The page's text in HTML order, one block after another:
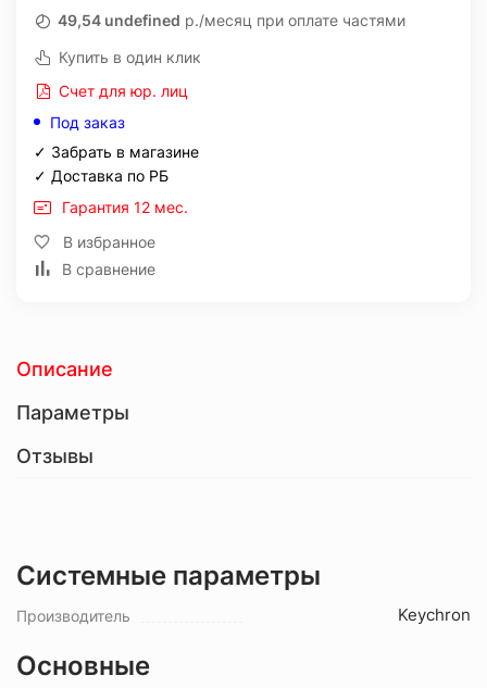
49,54 undefined р./месяц при оплате частями
Купить в один клик
Счет для юр. лиц
Под заказ
✓ Забрать в магазине
✓ Доставка по РБ
Гарантия 12 мес.
В избранное
В сравнение
Описание
Параметры
Отзывы
Системные параметры
Производитель Keychron
Основные